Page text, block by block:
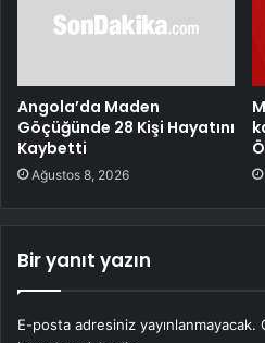
Angola’da Maden
Göçüğünde 28 Kişi Hayatını
Kaybetti
Ağustos 8, 2026
Bir yanıt yazın
E-posta adresiniz yayınlanmayacak.